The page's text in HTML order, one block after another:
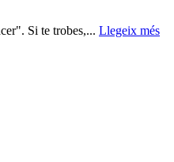
Si te trobes,... Llegeix més